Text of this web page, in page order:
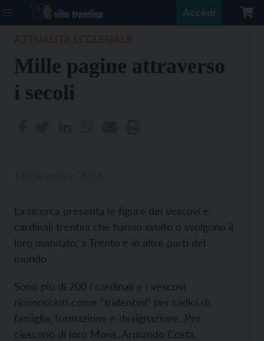
Accedi
Mille pagine attraverso
i secoli
La ricerca presenta le figure dei vescovi e
cardinali trentini che hanno svolto o svolgono il
loro mandato, a Trento e in altre parti del
mondo
Sono più di 200 i cardinali e i vescovi
riconosciuti come “tridentini” per radici di
famiglia, formazione e designazione. Per
ciascuno di loro Mons. Armando Costa,